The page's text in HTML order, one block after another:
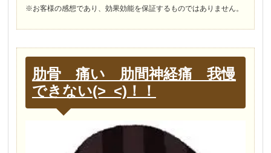
※お客様の感想であり、効果効能を保証するものではありません。
肋骨 痛い 肋間神経痛 我慢
できない(>_<)！！